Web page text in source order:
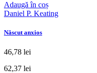
Adaugă în coș
Daniel P. Keating
Născut anxios
46,78 lei
62,37 lei